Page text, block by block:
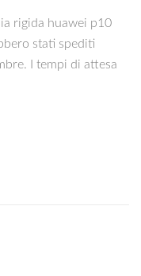
rigida huawei p10
stati spediti
I tempi di attesa